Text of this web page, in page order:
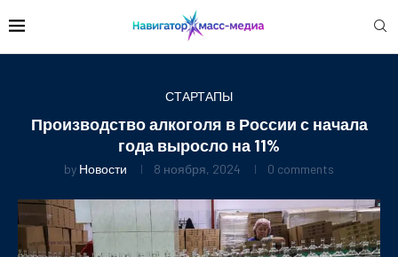
СТАРТАПЫ
Производство алкоголя в России с начала
года выросло на 11%
by Новости 8 ноября, 2024 0 comments